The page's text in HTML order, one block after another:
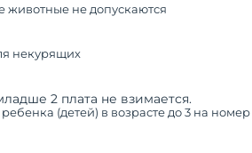
не допускаются
некурящих
2 плата не взимается.
ребенка (детей) в возрасте до 3 на